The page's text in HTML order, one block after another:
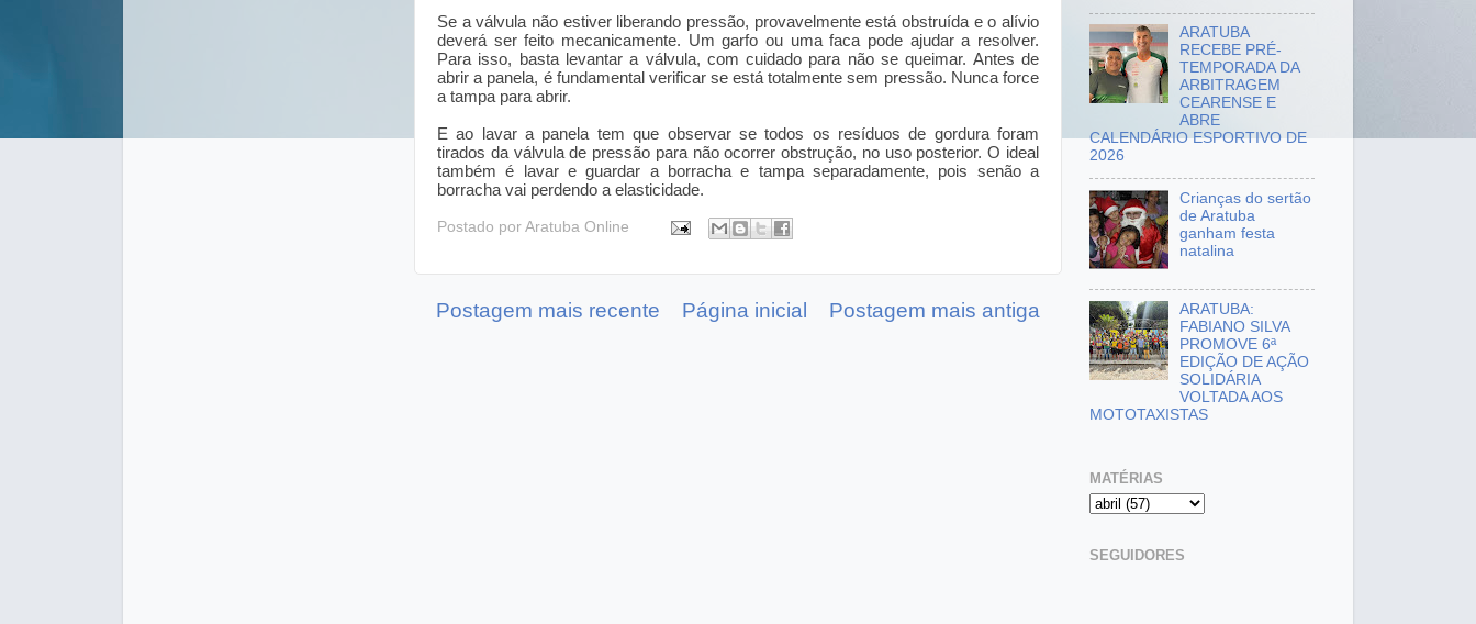
Se a válvula não estiver liberando pressão, provavelmente está obstruída e o alívio
deverá ser feito mecanicamente. Um garfo ou uma faca pode ajudar a resolver.
Para isso, basta levantar a válvula, com cuidado para não se queimar. Antes de
abrir a panela, é fundamental verificar se está totalmente sem pressão. Nunca force
a tampa para abrir.
E ao lavar a panela tem que observar se todos os resíduos de gordura foram
tirados da válvula de pressão para não ocorrer obstrução, no uso posterior. O ideal
também é lavar e guardar a borracha e tampa separadamente, pois senão a
borracha vai perdendo a elasticidade.
Postado por Aratuba Online
Postagem mais recente Postagem mais antiga
Página inicial
ARATUBA
RECEBE PRÉ-
TEMPORADA DA
ARBITRAGEM
CEARENSE E
ABRE
CALENDÁRIO ESPORTIVO DE
2026
Crianças do sertão
de Aratuba
ganham festa
natalina
ARATUBA:
FABIANO SILVA
PROMOVE 6ª
EDIÇÃO DE AÇÃO
SOLIDÁRIA
VOLTADA AOS
MOTOTAXISTAS
MATÉRIAS
SEGUIDORES